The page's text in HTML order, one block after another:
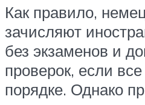
Как правило,
зачисляют
без экзаменов и
проверок, если
порядке. Однако